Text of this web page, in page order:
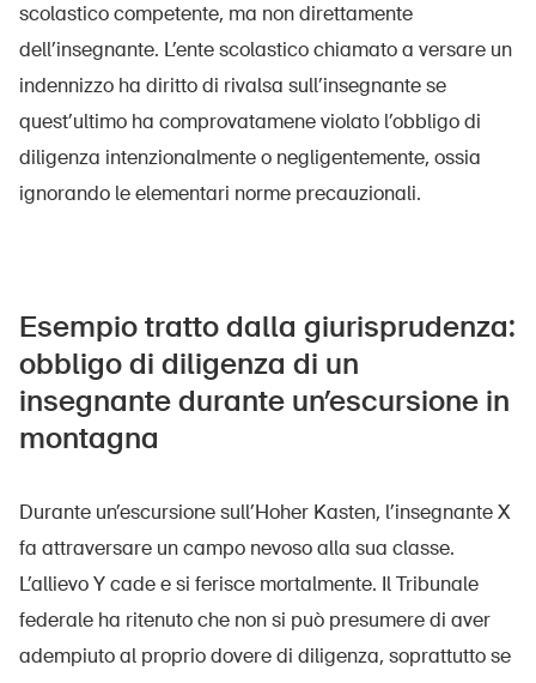
scolastico competente, ma non direttamente
dell’insegnante. L’ente scolastico chiamato a versare un
indennizzo ha diritto di rivalsa sull’insegnante se
quest’ultimo ha comprovatamene violato l’obbligo di
diligenza intenzionalmente o negligentemente, ossia
ignorando le elementari norme precauzionali.
Esempio tratto dalla giurisprudenza:
obbligo di diligenza di un
insegnante durante un’escursione in
montagna
Durante un’escursione sull’Hoher Kasten, l’insegnante X
fa attraversare un campo nevoso alla sua classe.
L’allievo Y cade e si ferisce mortalmente. Il Tribunale
federale ha ritenuto che non si può presumere di aver
adempiuto al proprio dovere di diligenza, soprattutto se